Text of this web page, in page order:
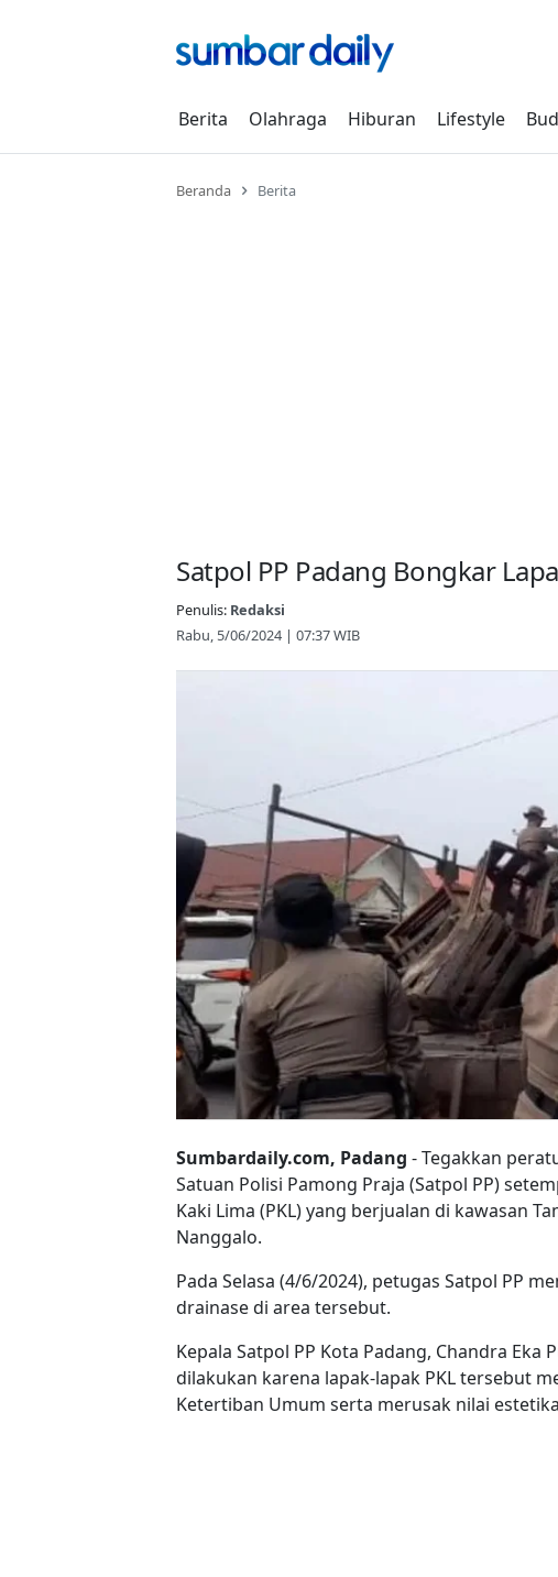
Berita Olahraga Hiburan Lifestyle
Beranda Berita
Satpol PP Padang Bongkar
Penulis: Redaksi
Rabu, 5/06/2024 | 07:37 WIB
Sumbardaily.com, Padang - Tegakkan
Satuan Polisi Pamong Praja (Satpol PP)
Kaki Lima (PKL) yang berjualan di kawasan
Nanggalo.
Pada Selasa (4/6/2024), petugas Satpol PP
drainase di area tersebut.
Kepala Satpol PP Kota Padang, Chandra
dilakukan karena lapak-lapak PKL tersebut
Ketertiban Umum serta merusak nilai